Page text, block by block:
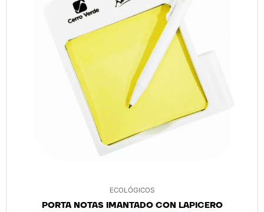
ECOLÓGICOS
PORTA NOTAS IMANTADO CON LAPICERO